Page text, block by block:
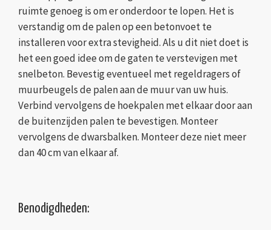
ruimte genoeg is om er onderdoor te lopen. Het is
verstandig om de palen op een betonvoet te
installeren voor extra stevigheid. Als u dit niet doet is
het een goed idee om de gaten te verstevigen met
snelbeton. Bevestig eventueel met regeldragers of
muurbeugels de palen aan de muur van uw huis.
Verbind vervolgens de hoekpalen met elkaar door aan
de buitenzijden palen te bevestigen. Monteer
vervolgens de dwarsbalken. Monteer deze niet meer
dan 40 cm van elkaar af.
Benodigdheden: